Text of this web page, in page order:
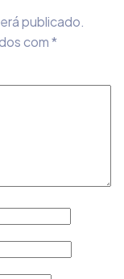
publicado.
com*